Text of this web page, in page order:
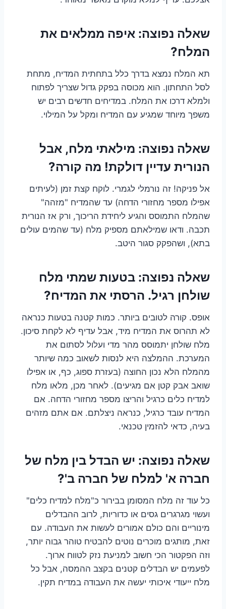
שאלה נפוצה: איפה ממלאים את
המלח?
תא המלח נמצא בדרך כלל בתחתית המדיח, מתחת
לסל התחתון. הוא מכוסה בפקק גדול שצריך לפתוח
ולמלא דרכו את המלח. במדיחים חדשים רבים יש
משפך מיוחד שמגיע עם המדיח ומקל על המילוי.
שאלה נפוצה: מילאתי מלח, אבל
הנורית עדיין דולקת! מה קורה?
אל פניקה! זה נורמלי לגמרי. לוקח קצת זמן (לעיתים
אפילו מספר מחזורי הדחה) עד שהמדיח "מזהה"
שהמלח התמוסס והגיע ליחידת הריכוך, ורק אז הנורית
תכבה. ודאו שמילאתם מספיק מלח (עד שהמים עולים
בתא), ושהפקק סגור היטב.
שאלה נפוצה: בטעות שמתי מלח
שולחן רגיל. הרסתי את המדיח?
אופס. קורה לטובים ביותר. כמות קטנה בטעות כנראה
לא תהרוס את המדיח מיד, אבל עדיף לא לקחת סיכון.
מלח שולחן יתמוסס מהר מדי ועלול לסתום את
המערכת. ההמלצה היא לנסות לשאוב כמה שיותר
מהמלח הלא נכון החוצה (בעזרת ספוג, כף, או אפילו
שואב אבק קטן אם מגיעים). לאחר מכן, מלאו מלח
למדיח כלים כרגיל והריצו מספר מחזורי הדחה. אם
המדיח עובד כרגיל, כנראה ניצלתם. אם אתם מזהים
בעיה, כדאי להזמין טכנאי.
שאלה נפוצה: יש הבדל בין מלח של
חברה א' למלח של חברה ב'?
כל עוד זה מלח המסומן בבירור כ"מלח למדיח כלים"
ועשוי מגרגרים גסים או כדוריות, לרוב ההבדלים
מינוריים והם כולם אמורים לעשות את העבודה. עם
זאת, מותגים מוכרים נוטים להבטיח טוהר גבוה יותר,
וזה הפקטור הכי חשוב למניעת נזק לטווח ארוך.
לפעמים יש הבדלים קטנים בקצב ההמסה, אבל כל
מלח ייעודי איכותי יעשה את העבודה במדיח תקין.